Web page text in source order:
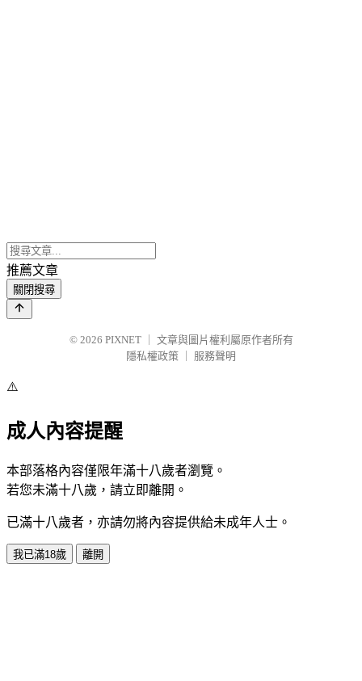
推薦文章
關閉搜尋
© 2026 PIXNET
文章與圖片權利屬原作者所有
隱私權政策
服務聲明
⚠️
成人內容提醒
本部落格內容僅限年滿十八歲者瀏覽。
若您未滿十八歲，請立即離開。
已滿十八歲者，亦請勿將內容提供給未成年人士。
我已滿18歲 離開